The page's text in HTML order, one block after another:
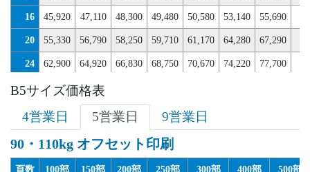
16 45,920 47,110 48,300 49,480 50,580 53,140 55,690
20 55,330 56,790 58,250 59,710 61,170 64,280 67,290
24 62,900 64,920 66,830 68,750 70,670 74,220 77,700
28 70,480 72,950
32 76,240 79,890 83,540 85,370 87,100
B5サイズ価格表
4営業日
5営業日 9営業日
90・110kg オフセット印刷
頁数 100部 150部 200部 250部 300部 400部 500部